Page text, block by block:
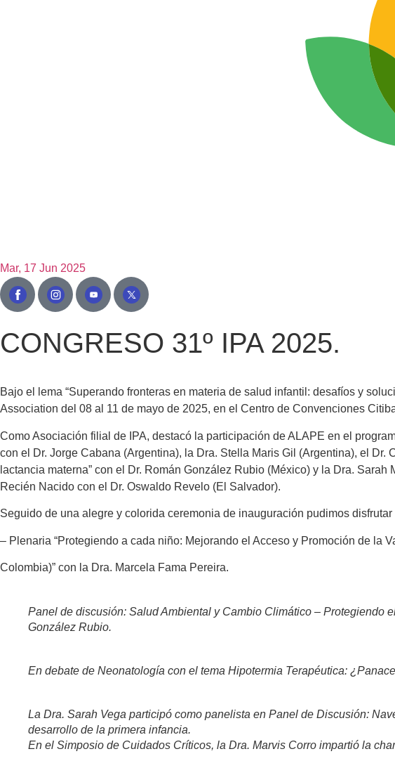
Mar, 17 Jun 2025
CONGRESO 31º IPA 2025.
Bajo el lema “Superando fronteras en materia de salud infantil: desafíos y
Association del 08 al 11 de mayo de 2025, en el Centro de Convenciones
Como Asociación filial de IPA, destacó la participación de ALAPE en el
con el Dr. Jorge Cabana (Argentina), la Dra. Stella Maris Gil (Argentina), el
lactancia materna” con el Dr. Román González Rubio (México) y la Dra.
Recién Nacido con el Dr. Oswaldo Revelo (El Salvador).
Seguido de una alegre y colorida ceremonia de inauguración pudimos
– Plenaria “Protegiendo a cada niño: Mejorando el Acceso y Promoción de la
Colombia)” con la Dra. Marcela Fama Pereira.
Panel de discusión: Salud Ambiental y Cambio Climático – Protegiendo
González Rubio.
En debate de Neonatología con el tema Hipotermia Terapéutica:
La Dra. Sarah Vega participó como panelista en Panel de Discusión:
desarrollo de la primera infancia.
En el Simposio de Cuidados Críticos, la Dra. Marvis Corro impartió la